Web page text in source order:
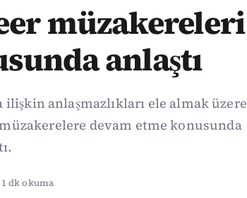
müzakereleri
anlaştı
ilişkin anlaşmazlıkları ele almak üzere
devam etme konusunda
1 dk okuma